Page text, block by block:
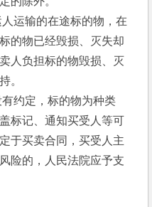
运输的在途标的物，在
的物已经毁损、灭失却
人负担标的物毁损、灭
。
约定，标的物为种类
标记、通知买受人等可
于买卖合同，买受人主
险的，人民法院应予支